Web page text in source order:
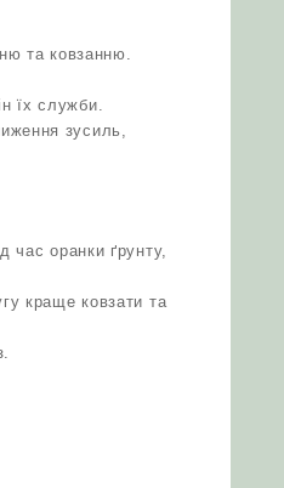
та ковзанню.
їх служби.
зусиль,
час оранки ґрунту,
краще ковзати та